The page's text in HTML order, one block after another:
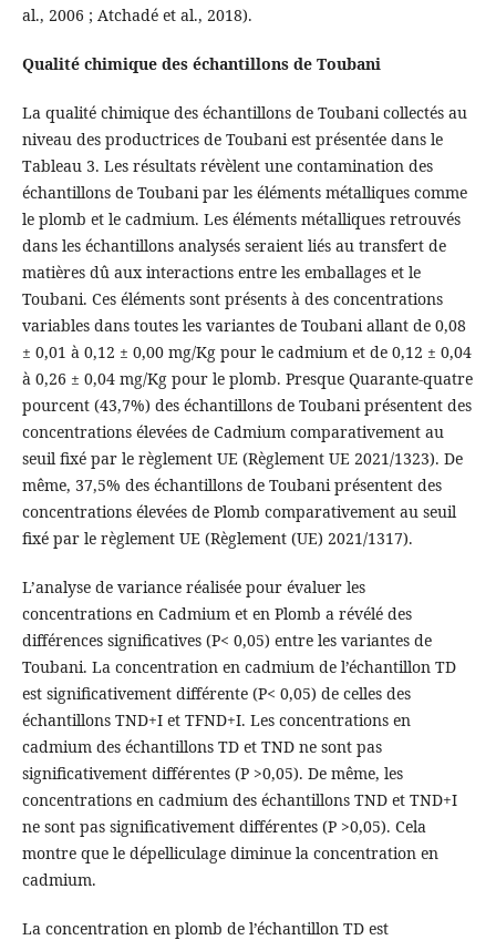
al., 2006 ; Atchadé et al., 2018).
Qualité chimique des échantillons de Toubani
La qualité chimique des échantillons de Toubani collectés au
niveau des productrices de Toubani est présentée dans le
Tableau 3. Les résultats révèlent une contamination des
échantillons de Toubani par les éléments métalliques comme
le plomb et le cadmium. Les éléments métalliques retrouvés
dans les échantillons analysés seraient liés au transfert de
matières dû aux interactions entre les emballages et le
Toubani. Ces éléments sont présents à des concentrations
variables dans toutes les variantes de Toubani allant de 0,08
± 0,01 à 0,12 ± 0,00 mg/Kg pour le cadmium et de 0,12 ± 0,04
à 0,26 ± 0,04 mg/Kg pour le plomb. Presque Quarante-quatre
pourcent (43,7%) des échantillons de Toubani présentent des
concentrations élevées de Cadmium comparativement au
seuil fixé par le règlement UE (Règlement UE 2021/1323). De
même, 37,5% des échantillons de Toubani présentent des
concentrations élevées de Plomb comparativement au seuil
fixé par le règlement UE (Règlement (UE) 2021/1317).
L’analyse de variance réalisée pour évaluer les
concentrations en Cadmium et en Plomb a révélé des
différences significatives (P< 0,05) entre les variantes de
Toubani. La concentration en cadmium de l’échantillon TD
est significativement différente (P< 0,05) de celles des
échantillons TND+I et TFND+I. Les concentrations en
cadmium des échantillons TD et TND ne sont pas
significativement différentes (P >0,05). De même, les
concentrations en cadmium des échantillons TND et TND+I
ne sont pas significativement différentes (P >0,05). Cela
montre que le dépelliculage diminue la concentration en
cadmium.
La concentration en plomb de l’échantillon TD est